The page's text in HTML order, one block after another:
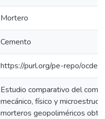
Mortero
Cemento
https://purl.org/pe-repo/ocde/
Estudio comparativo del
mecánico, físico y
morteros geopoliméricos